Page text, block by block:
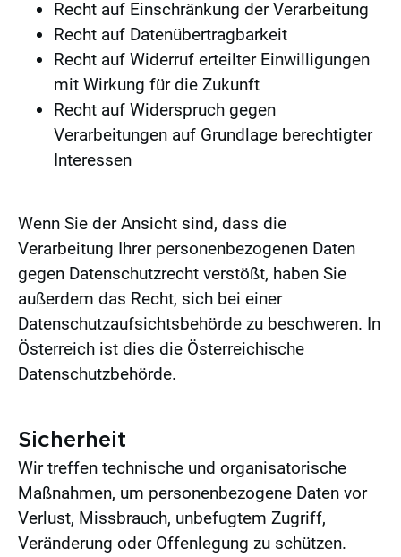
Recht auf Einschränkung der Verarbeitung
Recht auf Datenübertragbarkeit
Recht auf Widerruf erteilter Einwilligungen
mit Wirkung für die Zukunft
Recht auf Widerspruch gegen
Verarbeitungen auf Grundlage berechtigter
Interessen
Wenn Sie der Ansicht sind, dass die
Verarbeitung Ihrer personenbezogenen Daten
gegen Datenschutzrecht verstößt, haben Sie
außerdem das Recht, sich bei einer
Datenschutzaufsichtsbehörde zu beschweren. In
Österreich ist dies die Österreichische
Datenschutzbehörde.
Sicherheit
Wir treffen technische und organisatorische
Maßnahmen, um personenbezogene Daten vor
Verlust, Missbrauch, unbefugtem Zugriff,
Veränderung oder Offenlegung zu schützen.